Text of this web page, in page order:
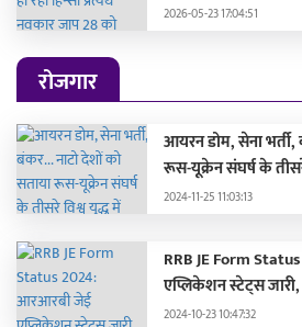
2026-05-23 17:04:51
रोजगार
आयरन डोम, सेना
रूस-यूक्रेन संघर्ष के
लड़ाई की तैयारी में जुटे
2024-11-25 11:03:13
RRB JE Form
एप्लिकेशन स्टेट्स
दिन आएगा एडमिट कार्ड
2024-10-23 10:47:32